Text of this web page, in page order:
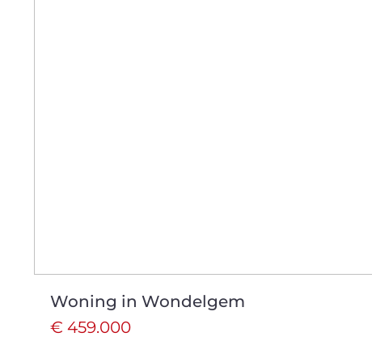
Woning in Wondelgem
€ 459.000